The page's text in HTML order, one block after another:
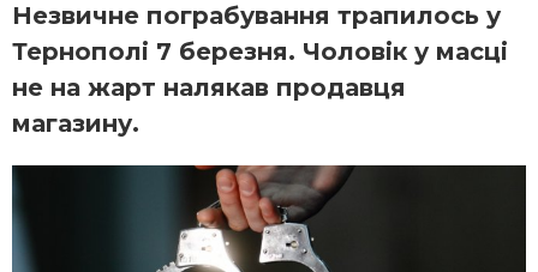
Незвичне пограбування трапилось у
Тернополі 7 березня. Чоловік у масці
не на жарт налякав продавця
магазину.